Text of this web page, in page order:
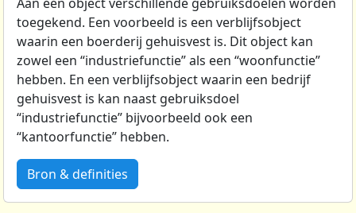
toegekend. Een voorbeeld is een verblijfsobject
waarin een boerderij gehuisvest is. Dit object kan
zowel een “industriefunctie” als een “woonfunctie”
hebben. En een verblijfsobject waarin een bedrijf
gehuisvest is kan naast gebruiksdoel
“industriefunctie” bijvoorbeeld ook een
“kantoorfunctie” hebben.
Bron & definities